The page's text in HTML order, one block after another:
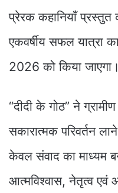
प्रेरक कहानियाँ प्रस्तुत
एकवर्षीय सफल यात्रा
2026 को किया जाएगा।
“दीदी के गोठ” ने
सकारात्मक परिवर्तन
केवल संवाद का माध्यम
आत्मविश्वास, नेतृत्व एवं